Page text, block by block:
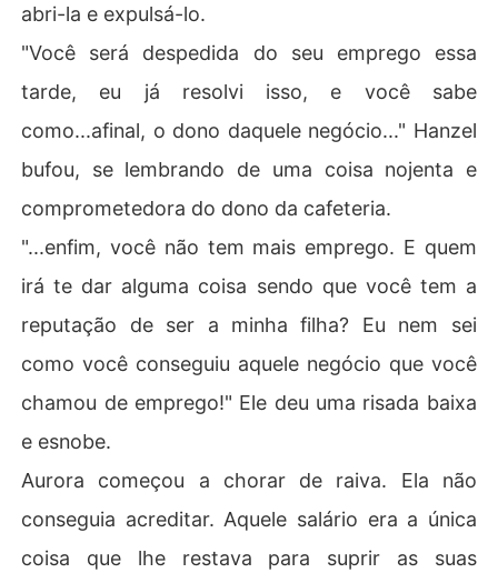
abri-la e expulsá-lo.
"Você será despedida do seu emprego essa
tarde, eu já resolvi isso, e você sabe
como...afinal, o dono daquele negócio..." Hanzel
bufou, se lembrando de uma coisa nojenta e
comprometedora do dono da cafeteria.
"...enfim, você não tem mais emprego. E quem
irá te dar alguma coisa sendo que você tem a
reputação de ser a minha filha? Eu nem sei
como você conseguiu aquele negócio que você
chamou de emprego!" Ele deu uma risada baixa
e esnobe.
Aurora começou a chorar de raiva. Ela não
conseguia acreditar. Aquele salário era a única
coisa que lhe restava para suprir as suas